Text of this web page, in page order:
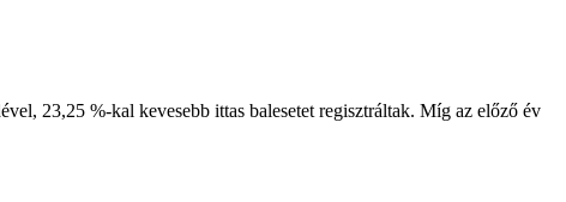
23,25 %-kal kevesebb ittas balesetet regisztráltak. Míg az előző év